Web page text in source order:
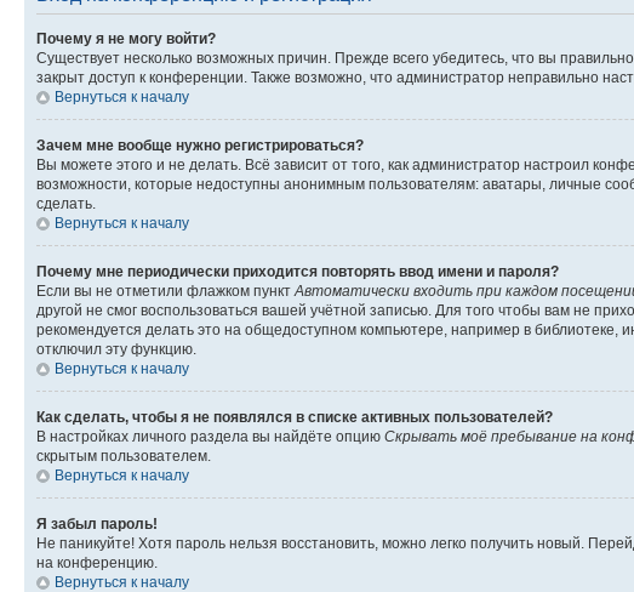
Почему я не могу войти?
Существует несколько возможных причин. Прежде всего убедитесь, что вы
закрыт доступ к конференции. Также возможно, что администратор неправильно
Вернуться к началу
Зачем мне вообще нужно регистрироваться?
Вы можете этого и не делать. Всё зависит от того, как администратор настроил
возможности, которые недоступны анонимным пользователям: аватары, личные
сделать.
Вернуться к началу
Почему мне периодически приходится повторять ввод имени и пароля?
Если вы не отметили флажком пункт Автоматически входить при каждом
другой не смог воспользоваться вашей учётной записью. Для того чтобы вам не
рекомендуется делать это на общедоступном компьютере, например в библиотеке,
отключил эту функцию.
Вернуться к началу
Как сделать, чтобы я не появлялся в списке активных пользователей?
В настройках личного раздела вы найдёте опцию Скрывать моё пребывание на
скрытым пользователем.
Вернуться к началу
Я забыл пароль!
Не паникуйте! Хотя пароль нельзя восстановить, можно легко получить новый.
на конференцию.
Вернуться к началу